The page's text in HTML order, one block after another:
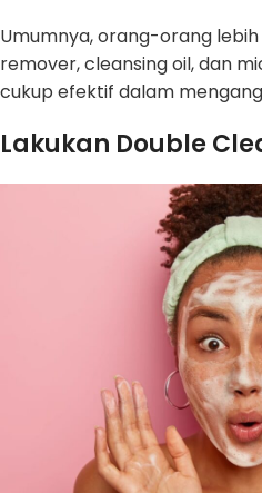
Umumnya, orang-orang
remover, cleansing oil, dan
cukup efektif dalam
Lakukan Double